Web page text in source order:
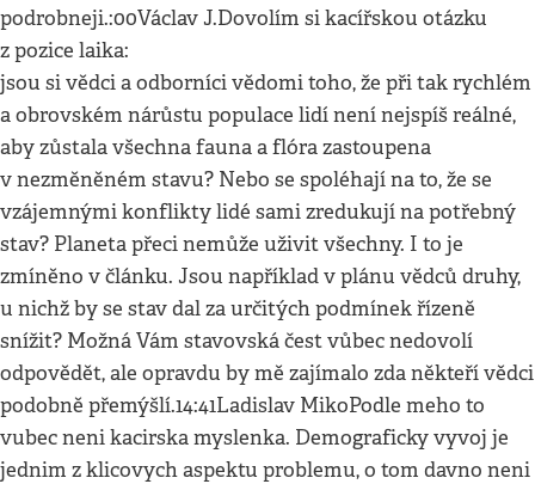
podrobneji.:00Václav J.Dovolím si kacířskou otázku
z pozice laika:
jsou si vědci a odborníci vědomi toho, že při tak rychlém
a obrovském nárůstu populace lidí není nejspíš reálné,
aby zůstala všechna fauna a flóra zastoupena
v nezměněném stavu? Nebo se spoléhají na to, že se
vzájemnými konflikty lidé sami zredukují na potřebný
stav? Planeta přeci nemůže uživit všechny. I to je
zmíněno v článku. Jsou například v plánu vědců druhy,
u nichž by se stav dal za určitých podmínek řízeně
snížit? Možná Vám stavovská čest vůbec nedovolí
odpovědět, ale opravdu by mě zajímalo zda někteří vědci
podobně přemýšlí.14:41Ladislav MikoPodle meho to
vubec neni kacirska myslenka. Demograficky vyvoj je
jednim z klicovych aspektu problemu, o tom davno neni